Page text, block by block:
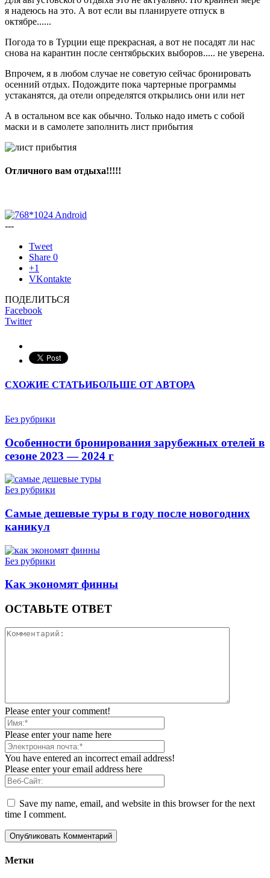
я надеюсь на это. А вот если вы планируете отпуск в
октябре......
Погода то в Турции еще прекрасная, а вот не посадят ли нас
снова на карантин после сентябрьских выборов..... не уверена.
Впрочем, я в любом случае не советую сейчас бронировать
осенний отдых. Подождите пока чартерные программы
устаканятся, да отели определятся открылись они или нет
А в остальном все как обычно. Только надо иметь с собой
маски и в самолете заполнить лист прибытия
Отличного вам отдыха!!!!!
---
Tweet
Share 0
+1
VKontakte
ПОДЕЛИТЬСЯ
Facebook
Twitter
СХОЖИЕ СТАТЬИБОЛЬШЕ ОТ АВТОРА
Без рубрики
Особенности бронирования зарубежных отелей в
сезоне 2023 — 2024 г
Без рубрики
Самые дешевые туры в году после новогодних
каникул
Без рубрики
Как экономят финны
ОСТАВЬТЕ ОТВЕТ
Please enter your comment!
Please enter your name here
You have entered an incorrect email address!
Please enter your email address here
Save my name, email, and website in this browser for the next
time I comment.
Метки